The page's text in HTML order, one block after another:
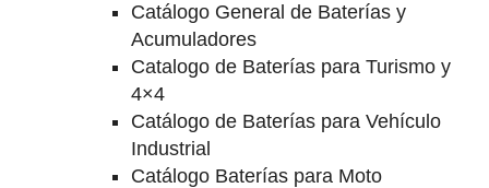
Catálogo General de Baterías y
Acumuladores
Catalogo de Baterías para Turismo y
4×4
Catálogo de Baterías para Vehículo
Industrial
Catálogo Baterías para Moto